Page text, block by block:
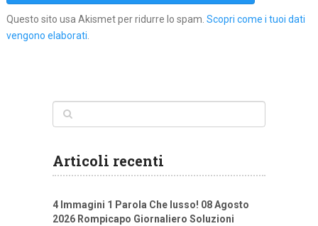
Questo sito usa Akismet per ridurre lo spam. Scopri come i tuoi dati
vengono elaborati
Articoli recenti
4 Immagini 1 Parola Che lusso! 08 Agosto
2026 Rompicapo Giornaliero Soluzioni